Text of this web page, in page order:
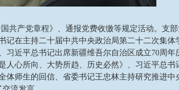
共产党章程》、通报党费收缴等规定活动。支
在主持二十届中共中央政治局第二十二次集体
近平总书记出席新疆维吾尔自治区成立70周年
心所向、大势所趋、历史必然》、习近平总书
体师生的回信、省委书记王忠林主持研究推进中